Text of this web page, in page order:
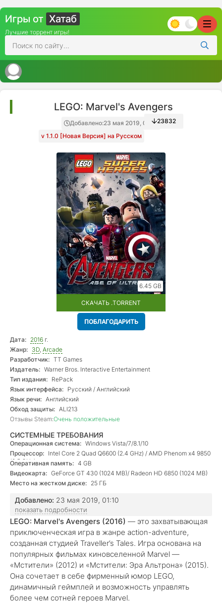
Игры от Хатаб
Лучшие торрент игры!
LEGO: Marvel's Avengers
Добавлено:23 мая 2019, 01:10
v 1.1.0 [Новая Версия] на Русском
23832
6.45 GB
СКАЧАТЬ .TORRENT
ПОБЛАГОДАРИТЬ
Дата: 2016 г.
Жанр: 3D, Arcade
Разработчик: TT Games
Издатель: Warner Bros. Interactive Entertainment
Тип издания: RePack
Язык интерфейса: Русский / Английский
Язык речи: Английский
Обход защиты: ALI213
Отзывы Steam:Очень положительные
СИСТЕМНЫЕ ТРЕБОВАНИЯ
Операционная система: Windows Vista/7/8.1/10
Процессор: Intel Core 2 Quad Q6600 (2.4 GHz) / AMD Phenom x4 9850
(2.5 GHz)
Оперативная память: 4 GB
Видеокарта: GeForce GT 430 (1024 MB)/ Radeon HD 6850 (1024 MB)
Место на жестком диске: 25 ГБ
Добавлено: 23 мая 2019, 01:10
показать подробности
LEGO: Marvel's Avengers (2016) — это захватывающая
приключенческая игра в жанре action-adventure,
созданная студией Traveller’s Tales. Игра основана на
популярных фильмах киновселенной Marvel —
«Мстители» (2012) и «Мстители: Эра Альтрона» (2015).
Она сочетает в себе фирменный юмор LEGO,
динамичный геймплей и возможность управлять
более чем сотней героев Marvel.